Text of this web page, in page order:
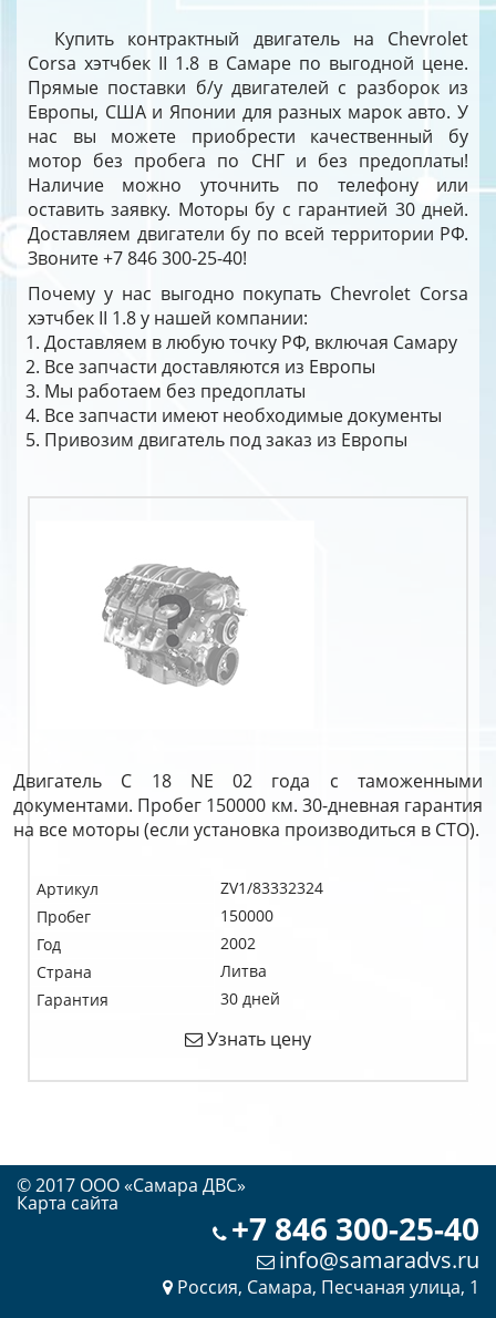
Купить контрактный двигатель на Chevrolet
Corsa хэтчбек II 1.8 в Самаре по выгодной цене.
Прямые поставки б/у двигателей с разборок из
Европы, США и Японии для разных марок авто. У
нас вы можете приобрести качественный бу
мотор без пробега по СНГ и без предоплаты!
Наличие можно уточнить по телефону или
оставить заявку. Моторы бу с гарантией 30 дней.
Доставляем двигатели бу по всей территории РФ.
Звоните +7 846 300-25-40!
Почему у нас выгодно покупать Chevrolet Corsa
хэтчбек II 1.8 у нашей компании:
Доставляем в любую точку РФ, включая Самару
Все запчасти доставляются из Европы
Мы работаем без предоплаты
Все запчасти имеют необходимые документы
Привозим двигатель под заказ из Европы
Двигатель C 18 NE 02 года с таможенными
документами. Пробег 150000 км. 30-дневная гарантия
на все моторы (если установка производиться в СТО).
Артикул
ZV1/83332324
Пробег
150000
Год
2002
Страна
Литва
Гарантия
30 дней
Узнать цену
© 2017 OOO «Самара ДВС»
Карта сайта
+7 846 300-25-40
info@samaradvs.ru
Россия, Самара, Песчаная улица, 1